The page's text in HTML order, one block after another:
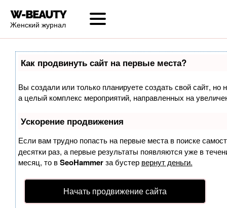
Женский журнал
Как продвинуть сайт на первые места?
Вы создали или только планируете создать свой сайт, но
а целый комплекс мероприятий, направленных на
Ускорение продвижения
Если вам трудно попасть на первые места в поиске
десятки раз, а первые результаты появляются уже в
месяц, то вSeoHammerза бустер вернут деньги.
Начать продвижение сайта